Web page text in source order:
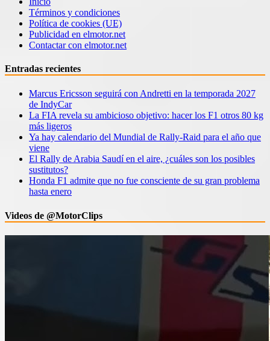
Términos y condiciones
Política de cookies (UE)
Publicidad en elmotor.net
Contactar con elmotor.net
Entradas recientes
Marcus Ericsson seguirá con Andretti en la temporada 2027
de IndyCar
La FIA revela su ambicioso objetivo: hacer los F1 otros 80 kg
más ligeros
Ya hay calendario del Mundial de Rally-Raid para el año que
viene
El Rally de Arabia Saudí en el aire, ¿cuáles son los posibles
sustitutos?
Honda F1 admite que no fue consciente de su gran problema
hasta enero
Videos de @MotorClips